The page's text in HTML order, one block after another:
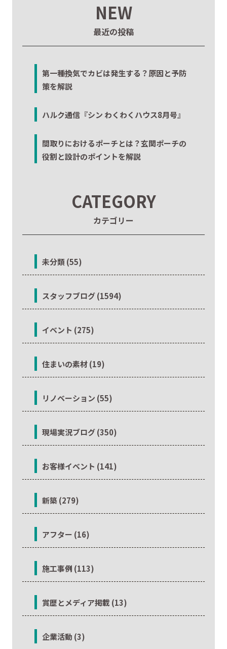
NEW
最近の投稿
第一種換気でカビは発生する？原因と予防
策を解説
ハルク通信『シン わくわくハウス8月号』
間取りにおけるポーチとは？玄関ポーチの
役割と設計のポイントを解説
CATEGORY
カテゴリー
未分類 (55)
スタッフブログ (1594)
イベント (275)
住まいの素材 (19)
リノベーション (55)
現場実況ブログ (350)
お客様イベント (141)
新築 (279)
アフター (16)
施工事例 (113)
賞歴とメディア掲載 (13)
企業活動 (3)